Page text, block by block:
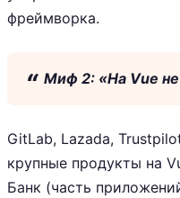
фреймворка.
Миф 2: «На Vue
GitLab, Lazada,
крупные продукты на
Банк (часть